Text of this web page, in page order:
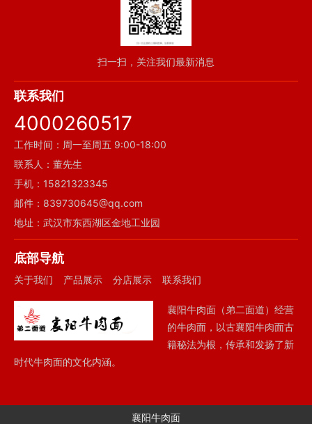
扫一扫，关注我们最新消息
联系我们
4000260517
工作时间：周一至周五 9:00-18:00
联系人：董先生
手机：15821323345
邮件：839730645@qq.com
地址：武汉市东西湖区金地工业园
底部导航
关于我们 产品展示 分店展示 联系我们
襄阳牛肉面（弟二面道）经营
的牛肉面，以古襄阳牛肉面古
籍秘法为根，传承和发扬了新
时代牛肉面的文化内涵。
襄阳牛肉面